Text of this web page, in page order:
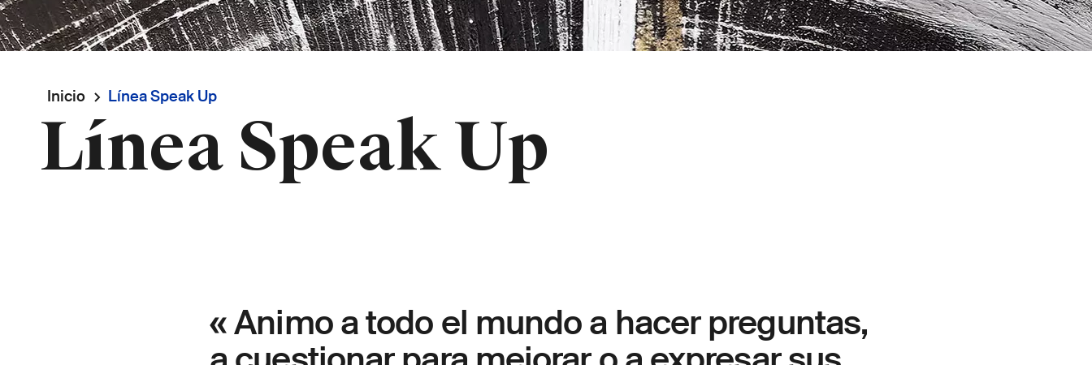
Ruta
de
Inicio Línea Speak Up
Línea Speak Up
« Animo a todo el mundo a hacer preguntas,